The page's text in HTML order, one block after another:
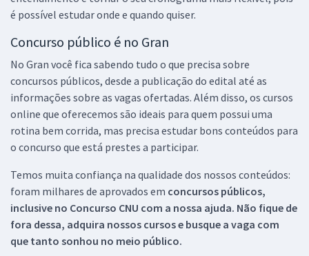
é possível estudar onde e quando quiser.
Concurso público é no Gran
No Gran você fica sabendo tudo o que precisa sobre
concursos públicos, desde a publicação do edital até as
informações sobre as vagas ofertadas. Além disso, os cursos
online que oferecemos são ideais para quem possui uma
rotina bem corrida, mas precisa estudar bons conteúdos para
o concurso que está prestes a participar.
Temos muita confiança na qualidade dos nossos conteúdos:
foram milhares de aprovados em concursos públicos,
inclusive no Concurso CNU com a nossa ajuda. Não fique de
fora dessa, adquira nossos cursos e busque a vaga com
que tanto sonhou no meio público.